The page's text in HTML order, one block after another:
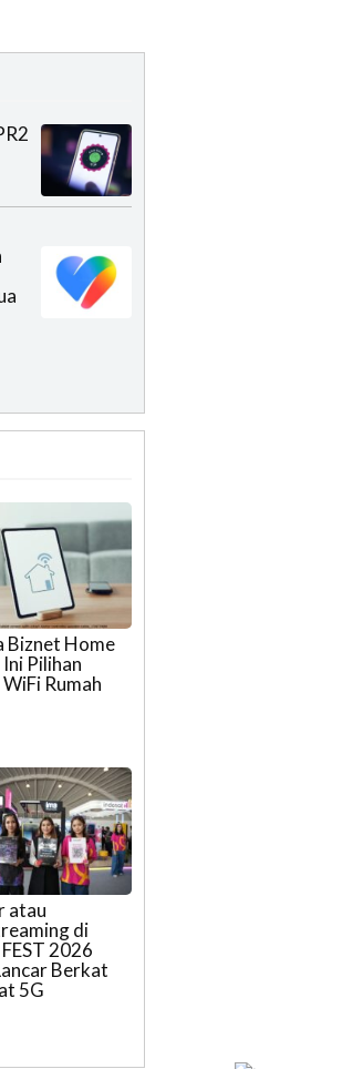
Biznet Home
Pilihan
Rumah
atau
di
2026
Berkat
5G